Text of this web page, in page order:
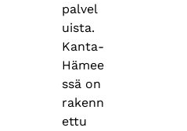
palvel
uista.
Kanta-
Hämee
ssä on
rakenn
ettu